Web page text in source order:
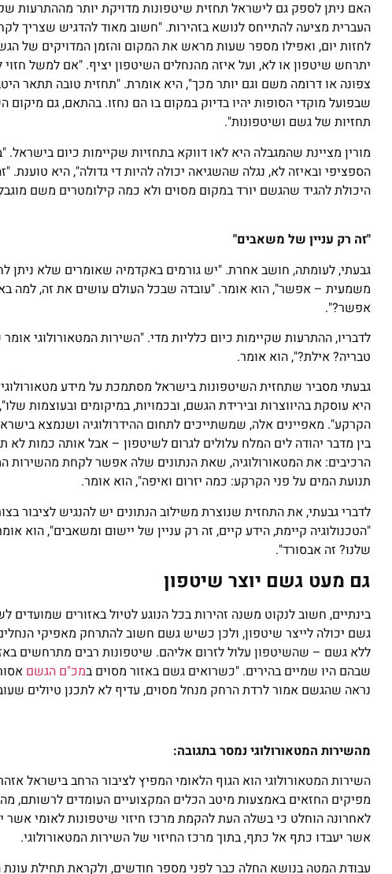
האם ניתן לספק גם לישראל תחזית שיטפונות מדויקת יותר מההתרעות
העברית מציעה להתייחס לנושא בזהירות. "חשוב מאוד להדגיש שצריך
לחזות יום, ואפילו מספר שעות מראש את המקום והזמן המדויקים של
צפונה או דרומה משם וגם יותר מכך", היא אומרת. "תחזית טובה תתאר
שבפועל מוקדי הסופות יהיו בדיוק במקום בו הם נחזו. בהתאם, גם
תחזיות של גשם ושיטפונות".
מורין מציינת שהמגבלה היא לאו דווקא בתחזיות שקיימות כיום
הספציפי ובאיזה לא, נגלה שהשגיאה יכולה להיות די גדולה", היא
היכולת להגיד שהגשם יורד במקום מסוים ולא כמה קילומטרים משם
"זה רק עניין של משאבים"
גבעתי, לעומתה, חושב אחרת. "יש גורמים באקדמיה שאומרים שלא ניתן
משמעית – אפשר", הוא אומר. "עובדה שבכל העולם עושים את זה, למה
אפשר?".
לדבריו, ההתרעות שקיימות כיום כלליות מדי. "השירות המטאורולוגי
טבריה? אילת?", הוא אומר.
גבעתי מסביר שתחזית השיטפונות בישראל מסתמכת על מידע
היא עוסקת בהיווצרות ובירידת הגשם, ובכמויות, במיקומים ובעוצמות
הקרקע". מאפיינים אלה, שמשתייכים לתחום ההידרולוגיה ושנמצא
בין מדבר יהודה לים המלח עלולים לגרום לשיטפון – אבל אותה כמות
הרכיבים: את המטאורולוגיה, שאת הנתונים שלה אפשר לקחת מהשירות
תנועת המים על פני הקרקע: כמה יזרום ואיפה", הוא אומר.
לדברי גבעתי, את התחזית שנוצרת משילוב הנתונים יש להנגיש לציבור
"הטכנולוגיה קיימת, הידע קיים, זה רק עניין של יישום ומשאבים", הוא
שלנו? זה אבסורד".
גם מעט גשם יוצר שיטפון
בינתיים, חשוב לנקוט משנה זהירות בכל הנוגע לטיול באזורים
גשם יכולה לייצר שיטפון, ולכן כשיש גשם חשוב להתרחק מאפיקי
ללא גשם – שהשיטפון עלול לזרום אליהם. שיטפונות רבים מתרחשים
שבהם היו שמיים בהירים‏. "כשרואים גשם באזור מסוים במכ"ם הגשם
נראה שהגשם אמור לרדת הרחק מנחל מסוים, עדיף לא ‏לתכנן טיולים
מהשירות המטאורולוגי נמסר בתגובה:
השירות המטאורולוגי הוא הגוף הלאומי המפיץ לציבור הרחב בישראל
מפיקים החזאים באמצעות מיטב הכלים המקצועיים העומדים לרשותם,
לאחרונה הוחלט כי בשלה העת להקמת מרכז חיזוי שיטפונות לאומי אשר
אשר יעבדו כתף אל כתף, בתוך מרכז החיזוי של השירות המטאורולוגי.
עבודת המטה בנושא החלה כבר לפני מספר חודשים, ולקראת תחילת